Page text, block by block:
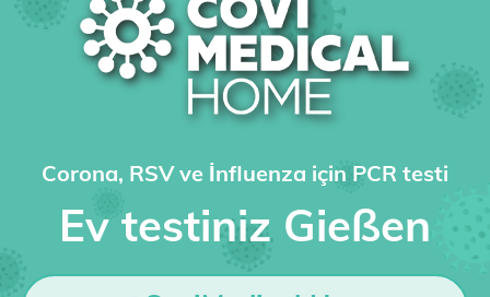
Corona, RSV ve İnfluenza için PCR testi
Ev testiniz Gießen